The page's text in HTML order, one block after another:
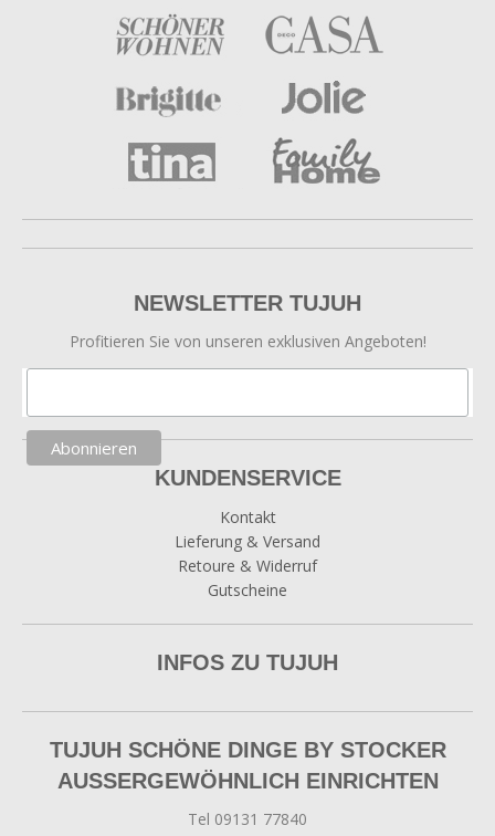
NEWSLETTER TUJUH
Profitieren Sie von unseren exklusiven Angeboten!
KUNDENSERVICE
Kontakt
Lieferung & Versand
Retoure & Widerruf
Gutscheine
INFOS ZU TUJUH
TUJUH SCHÖNE DINGE BY STOCKER
AUSSERGEWÖHNLICH EINRICHTEN
Tel 09131 77840